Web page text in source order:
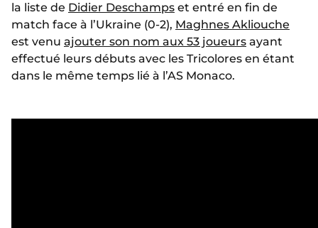
la liste de Didier Deschamps et entré en fin de
match face à l’Ukraine (0-2), Maghnes Akliouche
est venu ajouter son nom aux 53 joueurs ayant
effectué leurs débuts avec les Tricolores en étant
dans le même temps lié à l’AS Monaco.